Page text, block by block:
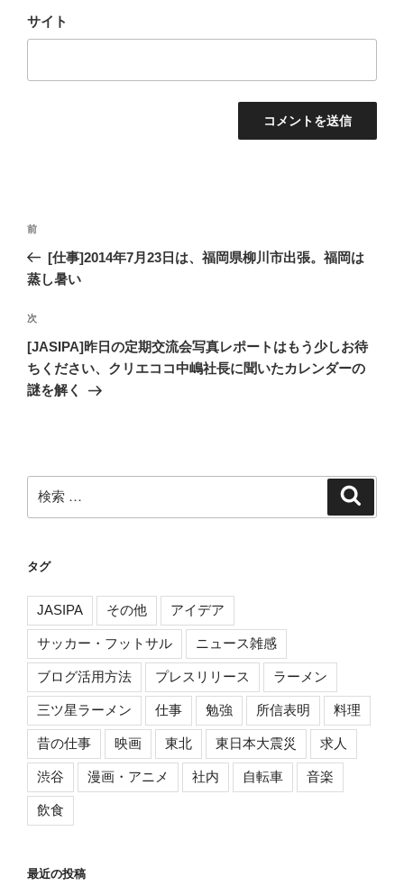
サイト
投
ナ
ゲ
ー
シ
ョ
過
去
の
稿
前
[仕事]2014年7月23日は、福岡県柳川市出張。福岡は
蒸し暑い
次
の
投
稿
次
[JASIPA]昨日の定期交流会写真レポートはもう少しお待
ちください、クリエココ中嶋社長に聞いたカレンダーの
謎を解く
検
索:
タグ
JASIPA その他 アイデア
サッカー・フットサル ニュース雑感
ブログ活用方法 プレスリリース ラーメン
三ツ星ラーメン 仕事 勉強 所信表明 料理
昔の仕事 映画 東北 東日本大震災 求人
渋谷 漫画・アニメ 社内 自転車 音楽
飲食
最近の投稿